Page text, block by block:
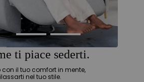
ti piace sederti.
con il tuo comfort in mente,
nel tuo stile.